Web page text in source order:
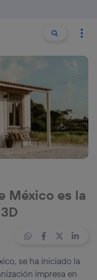
Buscar
México es la
se ha iniciado la
impresa en